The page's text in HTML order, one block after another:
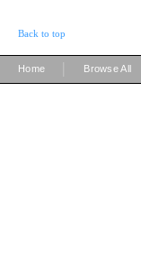
Back to top
Home Browse All